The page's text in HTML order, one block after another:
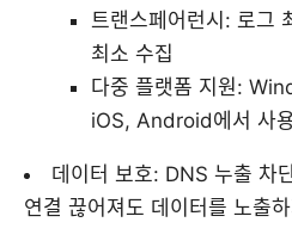
트랜스페어런시: 로그
최소 수집
다중 플랫폼 지원:
iOS, Android에서 사
데이터 보호: DNS 누출 차
연결 끊어져도 데이터를 노출